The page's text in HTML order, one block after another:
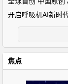
开启呼吸机AI新时
焦点